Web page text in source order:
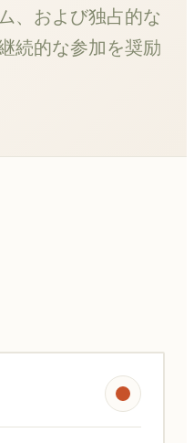
、および独占的な
続的な参加を奨励